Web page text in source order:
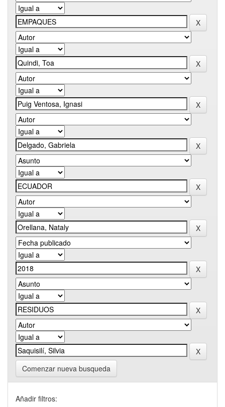
Comenzar nueva busqueda
Añadir filtros: